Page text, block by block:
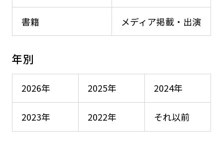
メディア掲載・出演
書籍
年別
2026年 2025年 2024年
2023年 2022年 それ以前